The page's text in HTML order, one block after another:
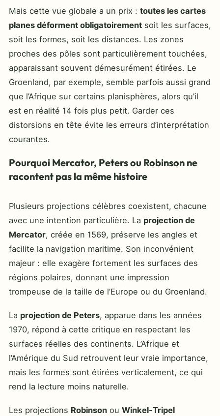
Mais cette vue globale a un prix : toutes les cartes
planes déforment obligatoirement soit les surfaces,
soit les formes, soit les distances. Les zones
proches des pôles sont particulièrement touchées,
apparaissant souvent démesurément étirées. Le
Groenland, par exemple, semble parfois aussi grand
que l’Afrique sur certains planisphères, alors qu’il
est en réalité 14 fois plus petit. Garder ces
distorsions en tête évite les erreurs d’interprétation
courantes.
Pourquoi Mercator, Peters ou Robinson ne
racontent pas la même histoire
Plusieurs projections célèbres coexistent, chacune
avec une intention particulière. La projection de
Mercator, créée en 1569, préserve les angles et
facilite la navigation maritime. Son inconvénient
majeur : elle exagère fortement les surfaces des
régions polaires, donnant une impression
trompeuse de la taille de l’Europe ou du Groenland.
La projection de Peters, apparue dans les années
1970, répond à cette critique en respectant les
surfaces réelles des continents. L’Afrique et
l’Amérique du Sud retrouvent leur vraie importance,
mais les formes sont étirées verticalement, ce qui
rend la lecture moins naturelle.
Les projections Robinson ou Winkel-Tripel